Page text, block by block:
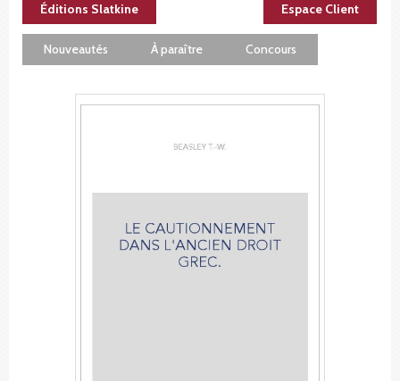
Éditions Slatkine Espace Client
Nouveautés À paraître Concours